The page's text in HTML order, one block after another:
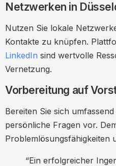
Netzwerken in
Nutzen Sie lokale
Kontakte zu knüpfen.
LinkedIn sind wertvolle
Vernetzung.
Vorbereitung auf
Bereiten Sie sich
persönliche Fragen vor.
Problemlösungsfähigkeiten
“Ein erfolgreicher